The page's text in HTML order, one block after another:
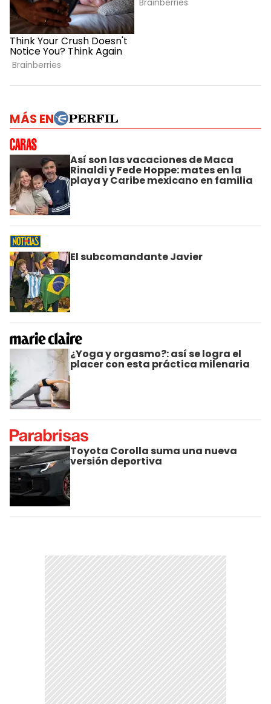
MÁS EN
Así son las vacaciones de Maca
Rinaldi y Fede Hoppe: mates en la
playa y Caribe mexicano en familia
El subcomandante Javier
¿Yoga y orgasmo?: así se logra el
placer con esta práctica milenaria
Toyota Corolla suma una nueva
versión deportiva